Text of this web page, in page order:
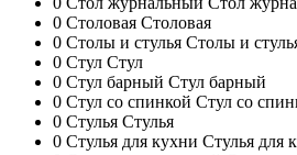
0 Столовая Столовая
0 Столы и стулья Столы и
0 Стул Стул
0 Стул барный Стул барный
0 Стул со спинкой Стул со
0 Стулья Стулья
0 Стулья для кухни Стулья для